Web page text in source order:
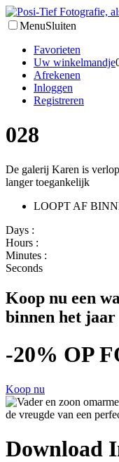
MenuSluiten
Favorieten
Uw winkelmandje
Afrekenen
Inloggen
Registreren
028
De galerij Karen is
langer toegankelijk
LOOPT AF
Days :
Hours :
Minutes :
Seconds
Koop nu een
binnen het jaar
-20% OP
Koop nu
Download